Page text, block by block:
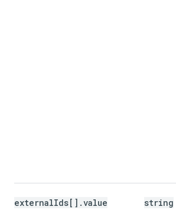
externalIds[].value string